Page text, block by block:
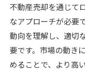
不動産売却を通じて
なアプローチが必要
動向を理解し、適切
要です。市場の動き
めることで、より高